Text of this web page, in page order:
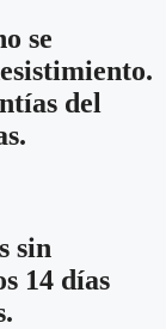
se
del
sin
14 días